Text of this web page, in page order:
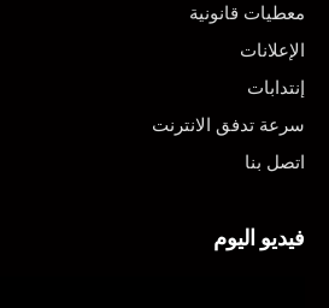
معطيات قانونية
الإعلانات
إنتدابات
سرعة تدفق الانترنت
اتصل بنا
فيديو اليوم